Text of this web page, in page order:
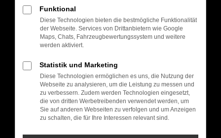
anderen Browser oder in einem privaten
Fenster?
Starte dein Gerät neu.
Das kann manchmal helfen, vorübergehende
Stelle sicher, dass dein Browser und dein
Betriebssystem auf dem neuesten Stand
sind.
Veraltete Software birgt nicht nur ein
Sicherheitsrisiko, sondern kann auch dazu
führen, dass bestimmte Funktionen nicht mehr
Funktional
Diese Technologien bieten die bestmögliche Funktionalität
der Webseite. Services von Drittanbietern wie Google
Maps, Chats, Fahrzeugbewertungssystem und weitere
werden aktiviert.
Statistik und Marketing
Diese Technologien ermöglichen es uns, die Nutzung der
Webseite zu analysieren, um die Leistung zu messen und
zu verbessern. Zudem werden Technologien eingesetzt,
die von dritten Werbetreibenden verwendet werden, um
Sie auf anderen Webseiten zu verfolgen und um Anzeigen
zu schalten, die für Ihre Interessen relevant sind.